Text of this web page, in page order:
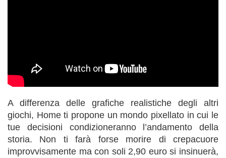
A differenza delle grafiche realistiche degli altri
giochi, Home ti propone un mondo pixellato in cui le
tue decisioni condizioneranno l’andamento della
storia. Non ti farà forse morire di crepacuore
improvvisamente ma con soli 2,90 euro si insinuerà,